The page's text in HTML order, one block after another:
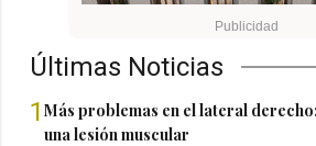
Últimas Noticias
1Más problemas en el lateral
una lesión muscular